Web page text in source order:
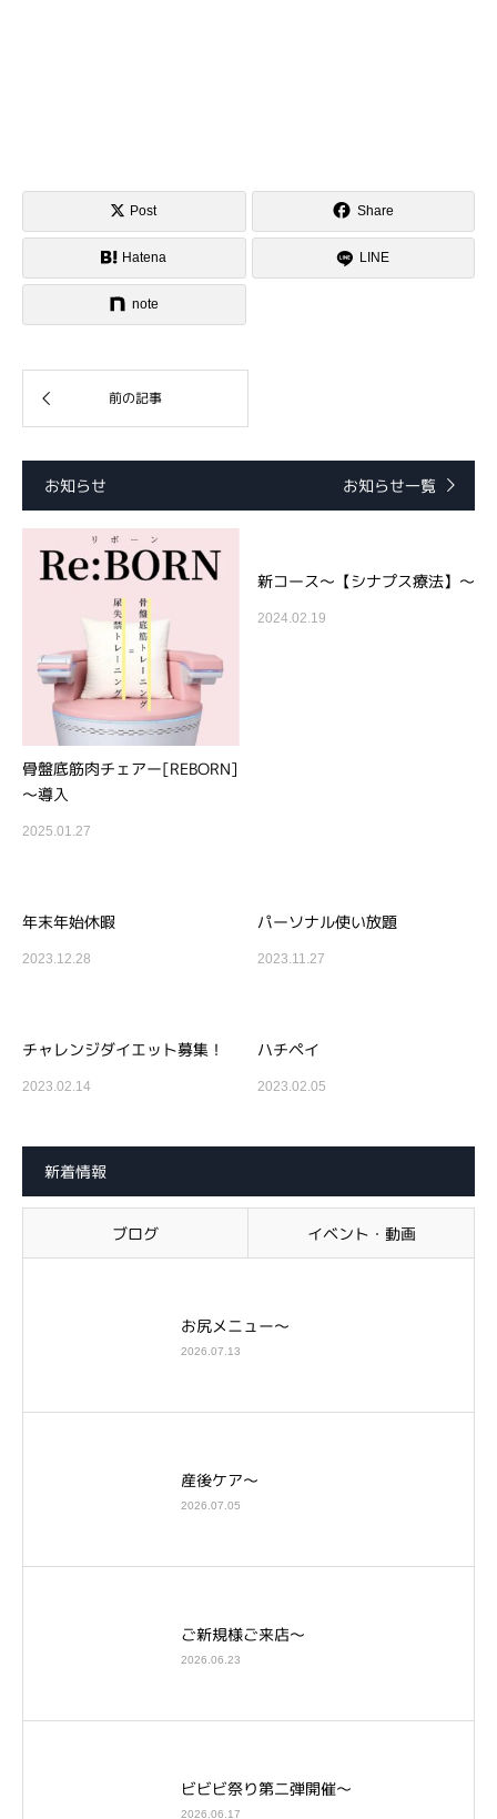
Post Share
Hatena LINE
note
お知らせ お知らせ一覧
骨盤底筋肉チェアー[REBORN]
～導入
2025.01.27
新コース～【シナプス療法】～
2024.02.19
年末年始休暇
2023.12.28
パーソナル使い放題
2023.11.27
チャレンジダイエット募集！
2023.02.14
ハチペイ
2023.02.05
新着情報
ブログ イベント・動画
お尻メニュー～
2026.07.13
産後ケア～
2026.07.05
ご新規様ご来店～
2026.06.23
ビビビ祭り第二弾開催～
2026.06.17